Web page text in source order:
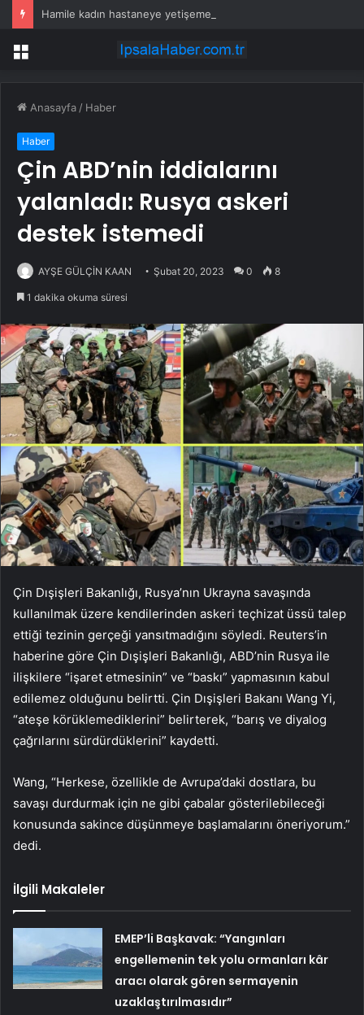
Menü
Anasayfa / Haber
Haber
Çin ABD’nin iddialarını
yalanladı: Rusya askeri
destek istemedi
AYŞE GÜLÇİN KAAN Şubat 20, 2023 0 8
1 dakika okuma süresi
Çin Dışişleri Bakanlığı, Rusya’nın Ukrayna savaşında
kullanılmak üzere kendilerinden askeri teçhizat üssü talep
ettiği tezinin gerçeği yansıtmadığını söyledi. Reuters’in
haberine göre Çin Dışişleri Bakanlığı, ABD’nin Rusya ile
ilişkilere “işaret etmesinin” ve “baskı” yapmasının kabul
edilemez olduğunu belirtti. Çin Dışişleri Bakanı Wang Yi,
“ateşe körüklemediklerini” belirterek, “barış ve diyalog
çağrılarını sürdürdüklerini” kaydetti.
Wang, “Herkese, özellikle de Avrupa’daki dostlara, bu
savaşı durdurmak için ne gibi çabalar gösterilebileceği
konusunda sakince düşünmeye başlamalarını öneriyorum.”
dedi.
İlgili Makaleler
EMEP’li Başkavak: “Yangınları
engellemenin tek yolu ormanları kâr
aracı olarak gören sermayenin
uzaklaştırılmasıdır”